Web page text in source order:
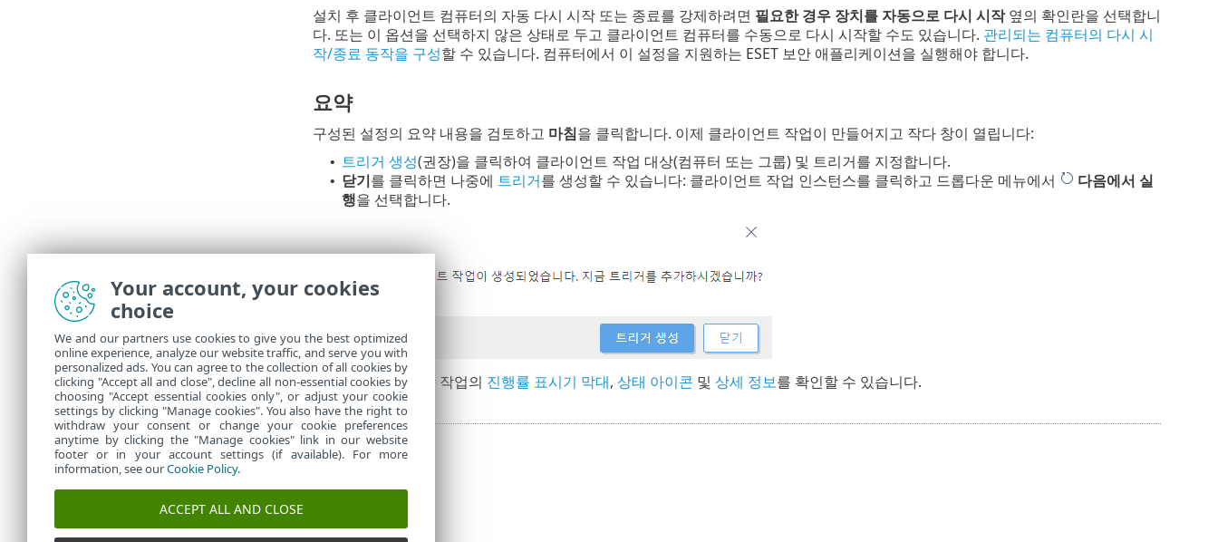
설치 후 클라이언트 컴퓨터의 자동 다시 시작 또는 종료를 강제하려면 필요한 경우 장치를 자동으로 다시 시작옆의 확인란을 선택합니
다. 또는 이 옵션을 선택하지 않은 상태로 두고 클라이언트 컴퓨터를 수동으로 다시 시작할 수도 있습니다. 관리되는 컴퓨터의 다시 시
작/종료 동작을 구성할 수 있습니다. 컴퓨터에서 이 설정을 지원하는 ESET 보안 애플리케이션을 실행해야 합니다.
요약
구성된 설정의 요약 내용을 검토하고 마침을 클릭합니다. 이제 클라이언트 작업이 만들어지고 작다 창이 열립니다:
• 트리거 생성(권장)을 클릭하여 클라이언트 작업 대상(컴퓨터 또는 그룹) 및 트리거를 지정합니다.
• 닫기를 클릭하면 나중에 트리거를 생성할 수 있습니다: 클라이언트 작업 인스턴스를 클릭하고 드롭다운 메뉴에서
다음에서 실
행을 선택합니다.
작업에서 생성된 각 작업의 진행률 표시기 막대, 상태 아이콘 및 상세 정보를 확인할 수 있습니다.
Your account, your cookies
choice
We and our partners use cookies to give you the best optimized
online experience, analyze our website traffic, and serve you with
personalized ads. You can agree to the collection of all cookies by
clicking "Accept all and close", decline all non-essential cookies by
choosing "Accept essential cookies only", or adjust your cookie
settings by clicking "Manage cookies". You also have the right to
withdraw your consent or change your cookie preferences
anytime by clicking the "Manage cookies" link in our website
footer or in your account settings (if available). For more
information, see ourCookie Policy.
ACCEPT ALL AND CLOSE